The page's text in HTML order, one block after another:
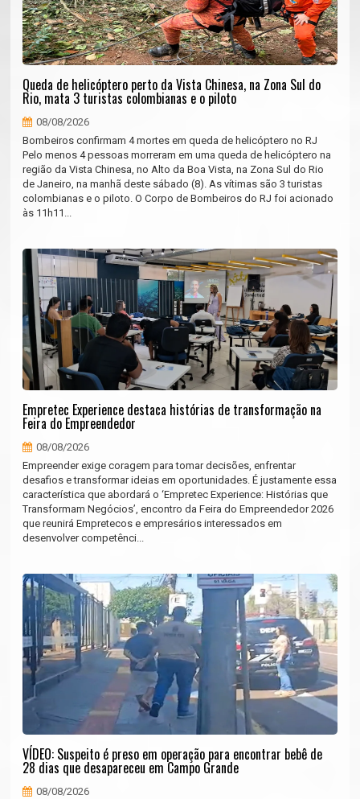
Queda de helicóptero perto da Vista Chinesa, na Zona Sul do
Rio, mata 3 turistas colombianas e o piloto
08/08/2026
Bombeiros confirmam 4 mortes em queda de helicóptero no RJ
Pelo menos 4 pessoas morreram em uma queda de helicóptero na
região da Vista Chinesa, no Alto da Boa Vista, na Zona Sul do Rio
de Janeiro, na manhã deste sábado (8). As vítimas são 3 turistas
colombianas e o piloto. O Corpo de Bombeiros do RJ foi acionado
às 11h11...
Empretec Experience destaca histórias de transformação na
Feira do Empreendedor
08/08/2026
Empreender exige coragem para tomar decisões, enfrentar
desafios e transformar ideias em oportunidades. É justamente essa
característica que abordará o ‘Empretec Experience: Histórias que
Transformam Negócios’, encontro da Feira do Empreendedor 2026
que reunirá Empretecos e empresários interessados em
desenvolver competênci...
VÍDEO: Suspeito é preso em operação para encontrar bebê de
28 dias que desapareceu em Campo Grande
08/08/2026